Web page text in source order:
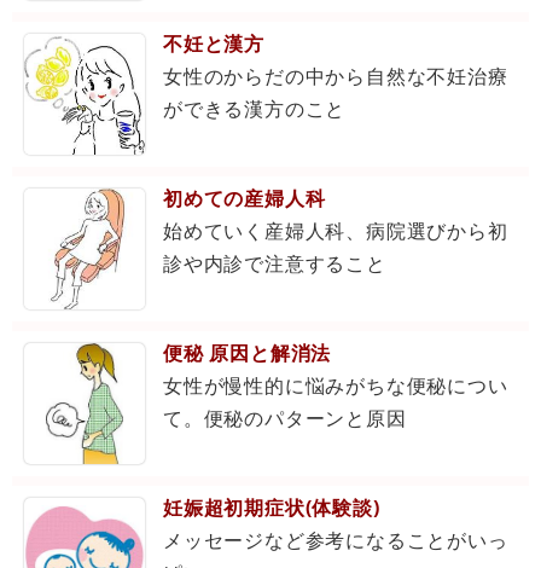
不妊と漢方
女性のからだの中から自然な不妊治療
ができる漢方のこと
初めての産婦人科
始めていく産婦人科、病院選びから初
診や内診で注意すること
便秘 原因と解消法
女性が慢性的に悩みがちな便秘につい
て。便秘のパターンと原因
妊娠超初期症状(体験談)
メッセージなど参考になることがいっ